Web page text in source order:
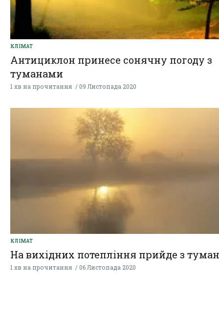
КЛІМАТ
Антициклон принесе сонячну погоду з
туманами
1 хв на прочитання 09 Листопада 2020
КЛІМАТ
На вихідних потепління прийде з
1 хв на прочитання 06 Листопада 2020